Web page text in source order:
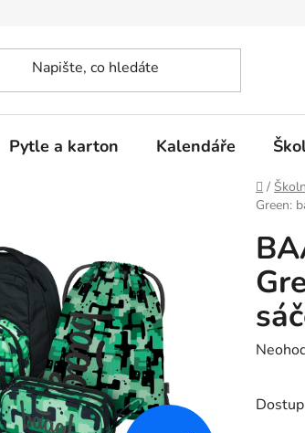
Pytle a karton Kalendáře
Domů
/
Green: